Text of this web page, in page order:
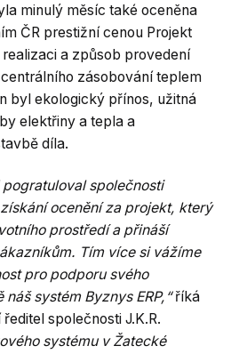
minulý měsíc také oceněna
ČR prestižní cenou Projekt
a způsob provedení
zásobování teplem
byl ekologický přínos, užitná
elektřiny a tepla a
díla.
společnosti
ocenění za projekt, který
prostředí a přináší
Tím více si vážíme
pro podporu svého
systém Byznys ERP,“říká
společnosti J.K.R.
systému v Žatecké